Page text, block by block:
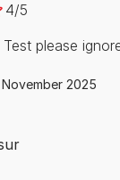
4/5
please
November 2025